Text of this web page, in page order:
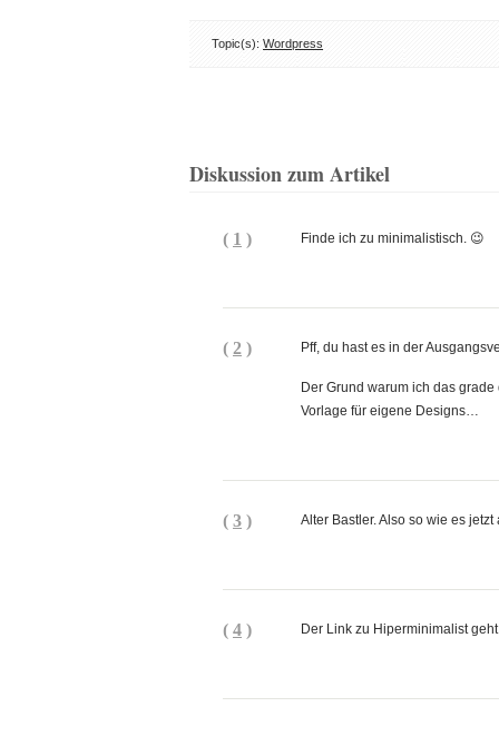
Topic(s): Wordpress
Diskussion zum Artikel
( 1 ) Finde ich zu minimalistisch. 😉
( 2 ) Pff, du hast es in der
Der Grund warum ich das
Vorlage für eigene Designs…
( 3 ) Alter Bastler. Also so wie es
( 4 ) Der Link zu Hiperminimalist